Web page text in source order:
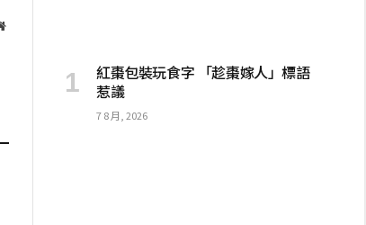
网
紅棗包裝玩食字 「趁棗嫁人」標語
惹議
7 8 月, 2026